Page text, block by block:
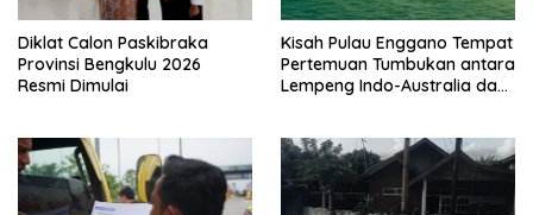
Diklat Calon Paskibraka
Provinsi Bengkulu 2026
Resmi Dimulai
Kisah Pulau Enggano Tempat
Pertemuan Tumbukan antara
Lempeng Indo-Australia dan
Terjadi Pelepasan Energi
Mendadak Potensi Gempa
8.4 SR dan Picu Tsunami 15